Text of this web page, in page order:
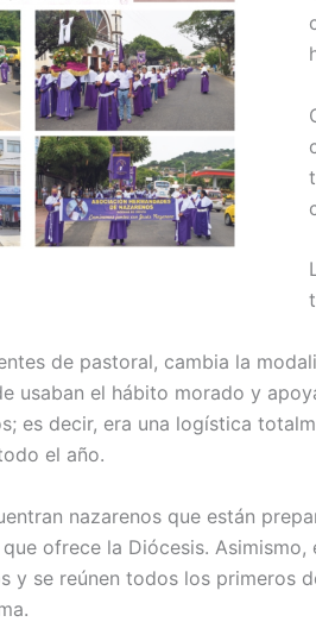
de pas­toral, cambia la
usaban el hábito morado y
es decir, era una logística
el año.
na­zarenos que están
ofrece la Diócesis.
y se reúnen todos los pri­meros